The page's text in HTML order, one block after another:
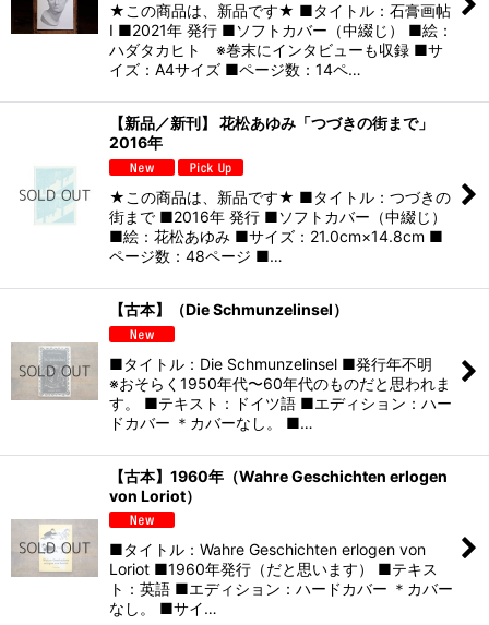
★この商品は、新品です★ ■タイトル：石膏画帖
I ■2021年 発行 ■ソフトカバー（中綴じ） ■絵：
ハダタカヒト ※巻末にインタビューも収録 ■サ
イズ：A4サイズ ■ページ数：14ペ…
【新品／新刊】 花松あゆみ「つづきの街まで」
2016年
★この商品は、新品です★ ■タイトル：つづきの
街まで ■2016年 発行 ■ソフトカバー（中綴じ）
■絵：花松あゆみ ■サイズ：21.0cm×14.8cm ■
ページ数：48ページ ■…
【古本】（Die Schmunzelinsel）
■タイトル：Die Schmunzelinsel ■発行年不明
※おそらく1950年代〜60年代のものだと思われま
す。 ■テキスト：ドイツ語 ■エディション：ハー
ドカバー ＊カバーなし。 ■…
【古本】1960年（Wahre Geschichten erlogen
von Loriot）
■タイトル：Wahre Geschichten erlogen von
Loriot ■1960年発行（だと思います） ■テキス
ト：英語 ■エディション：ハードカバー ＊カバー
なし。 ■サイ…